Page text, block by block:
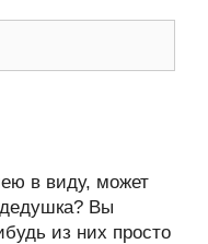
в виду, может
Вы
из них просто